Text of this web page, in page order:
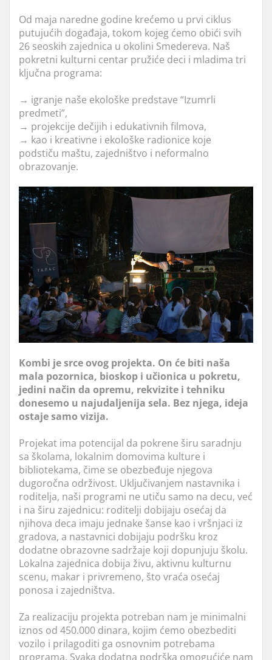
Od maja naredne godine krećemo u prvi ciklus
putujućih događaja, tokom kojeg ćemo obići svih
26 seoskih zajednica u okolini Smedereva. Naš
pokretni kulturni centar pružiće deci i mladima tri
ključna programa:
→ igranje naše ekološke predstave “Izumrli
predmeti”,
→ projekcije dečijih i edukativnih filmova,
→ kao i kreativne i ekološke radionice koje
podstiču maštu, zajedništvo i neformalno
obrazovanje.
Kombi je srce ovog projekta. On će biti naša
mala pozornica, bioskop i učionica u pokretu,
jedini način da opremu, rekvizite i tehniku
donesemo u najudaljenija sela. Bez njega, ideja
ostaje samo vizija.
Projekat ima potencijal da pokrene širu saradnju
sa školama, lokalnim domovima kulture i
bibliotekama, čime se obezbeđuje njegova
dugoročna održivost. Uključivanjem nastavnika i
roditelja, naši programi ne utiču samo na decu, već
i na širu zajednicu: roditelji dobijaju osećaj da
njihova deca imaju jednake šanse kao i vršnjaci iz
gradova, a nastavnici dobijaju podršku kroz
dodatne obrazovne sadržaje koji dopunjuju školu.
Lokalna zajednica dobija živu, aktivnu kulturnu
scenu, makar i privremeno, što vraća osećaj
ponosa i zajedništva.
Za realizaciju projekta potreban nam je minimalni
iznos od 450.000 dinara, kojim ćemo obezbediti
vozilo i prilagoditi ga osnovnim potrebama
programa. Svaka dodatna podrška omogućiće nam